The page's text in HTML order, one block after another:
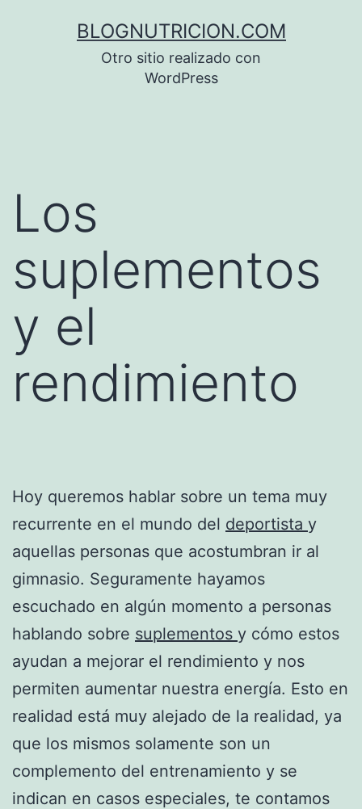
BLOGNUTRICION.COM
Otro sitio realizado con
WordPress
Los
suplementos
y el
rendimiento
Hoy queremos hablar sobre un tema muy
recurrente en el mundo del deportista y
aquellas personas que acostumbran ir al
gimnasio. Seguramente hayamos
escuchado en algún momento a personas
hablando sobre suplementos y cómo estos
ayudan a mejorar el rendimiento y nos
permiten aumentar nuestra energía. Esto en
realidad está muy alejado de la realidad, ya
que los mismos solamente son un
complemento del entrenamiento y se
indican en casos especiales, te contamos